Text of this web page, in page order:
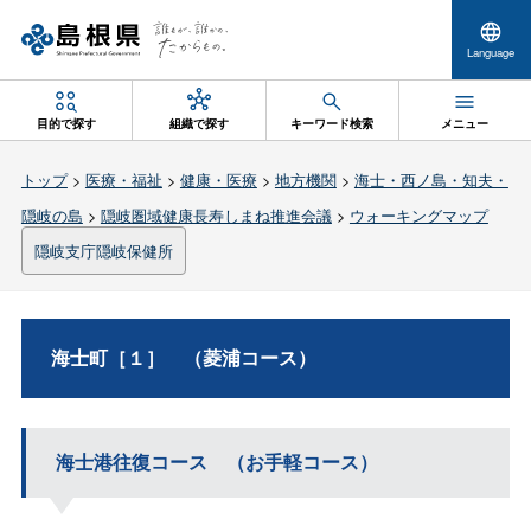
Language
目的で探す 組織で探す キーワード検索 メニュー
トップ> 医療・福祉 > 健康・医療 > 地方機関> 海士・西ノ島・知夫・
隠岐の島 > 隠岐圏域健康長寿しまね推進会議> ウォーキングマップ
隠岐支庁隠岐保健所
海士町［１］ （菱浦コース）
海士港往復コース （お手軽コース）